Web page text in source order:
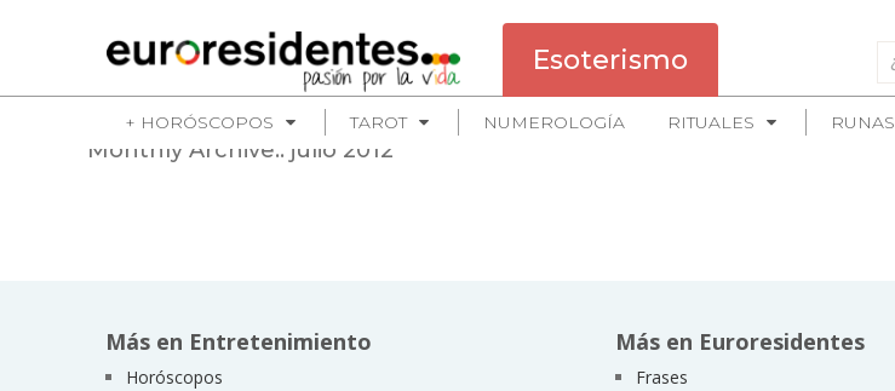
Esoterismo
+ HORÓSCOPOS TAROT NUMEROLOGÍA RITUALES RUNAS
Monthly Archive:: julio 2012
Más en Entretenimiento
Horóscopos
Más en Euroresidentes
Frases